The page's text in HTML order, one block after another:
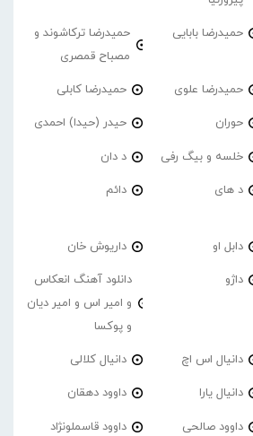
حمیدرضا بابایی
حمیدرضا ترکاشوند و
مصباح قمصری
حمیدرضا علوی حمیدرضا کابلی
حوران حیدر (حیدا) احمدی
خلسه و بیگ رفی د دان
د های دائم
دابل او داریوش خان
داژو
دانلود آهنگ انعکاس
و امیر اس و امیر دیان
و پوکسا
دانیال اس اچ دانیال کلالی
دانیال یارا داوود دهقان
داوود صالحی داوود قاسملونژاد